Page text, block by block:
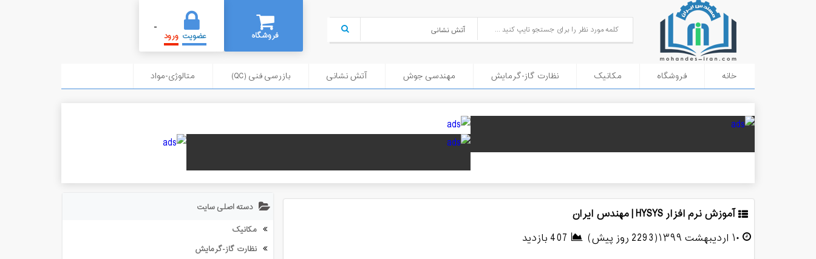
فروشگاه عضویت - ورود
خانه فروشگاه مکانیک نظارت گاز-گرمایش مهندسی جوش آتش نشانی بازرسی فنی (QC) متالوژی-مواد
آموزش نرم افزار HYSYS | مهندس ایران
۱۰ اردیبهشت ۱۳۹۹(2293 روز پیش)
407 بازدید
دسته اصلی سایت
مکانیک
نظارت گاز-گرمایش